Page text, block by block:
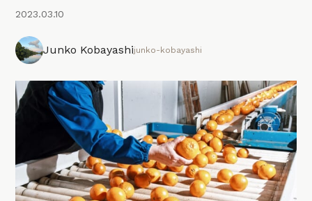
2023.03.10
Junko Kobayashijunko-kobayashi